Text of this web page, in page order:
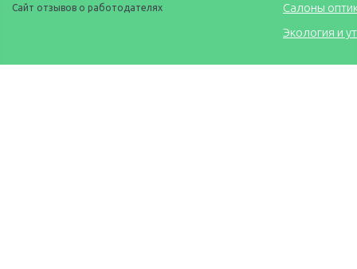
Сайт отзывов о работодателях
Салоны
Экология и